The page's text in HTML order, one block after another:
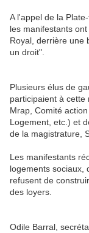
A l'appel de la
les manifestants
Royal, derrière une
un droit".
Plusieurs élus de
participaient à cette
Mrap, Comité
Logement, etc.) et
de la magistrature,
Les manifestants
logements sociaux,
refusent de
des loyers.
Odile Barral,